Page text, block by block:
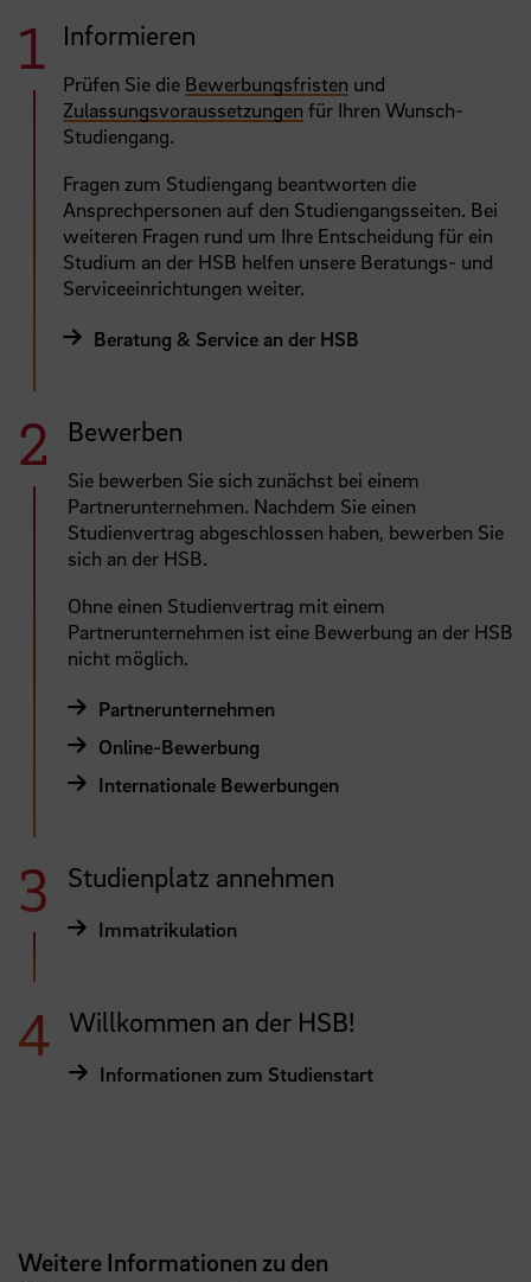
Informieren
Prüfen Sie die Bewerbungsfristen und
Zulassungsvoraussetzungen für Ihren Wunsch-
Studiengang.
Fragen zum Studiengang beantworten die
Ansprechpersonen auf den Studiengangsseiten. Bei
weiteren Fragen rund um Ihre Entscheidung für ein
Studium an der HSB helfen unsere Beratungs- und
Serviceeinrichtungen weiter.
Beratung & Service an der HSB
Bewerben
Sie bewerben Sie sich zunächst bei einem
Partnerunternehmen. Nachdem Sie einen
Studienvertrag abgeschlossen haben, bewerben Sie
sich an der HSB.
Ohne einen Studienvertrag mit einem
Partnerunternehmen ist eine Bewerbung an der HSB
nicht möglich.
Partnerunternehmen
Online-Bewerbung
Internationale Bewerbungen
Studienplatz annehmen
Immatrikulation
Willkommen an der HSB!
Informationen zum Studienstart
Weitere Informationen zu den